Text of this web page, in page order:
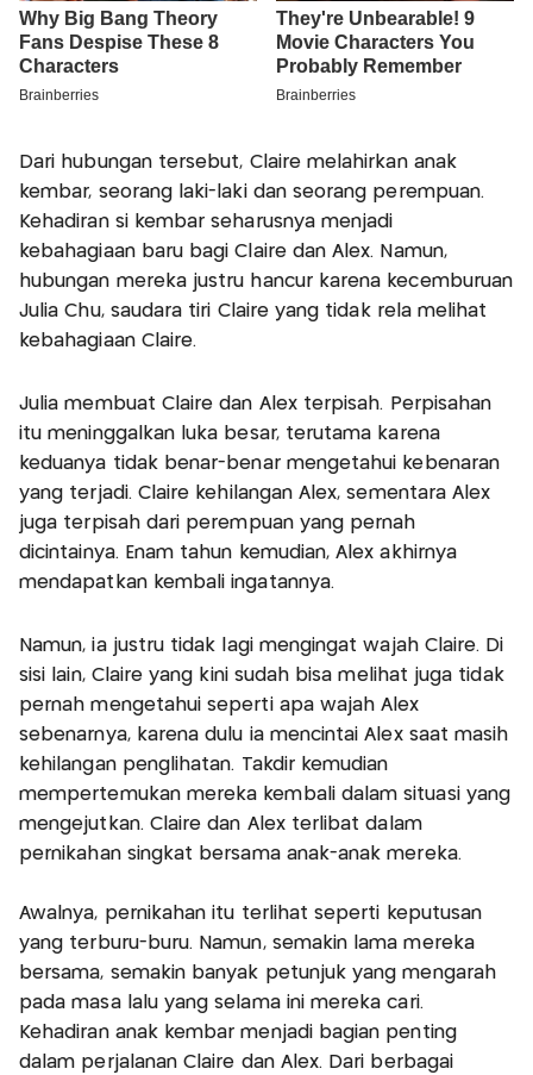
Dari hubungan tersebut, Claire melahirkan anak
kembar, seorang laki-laki dan seorang perempuan.
Kehadiran si kembar seharusnya menjadi
kebahagiaan baru bagi Claire dan Alex. Namun,
hubungan mereka justru hancur karena kecemburuan
Julia Chu, saudara tiri Claire yang tidak rela melihat
kebahagiaan Claire.
Julia membuat Claire dan Alex terpisah. Perpisahan
itu meninggalkan luka besar, terutama karena
keduanya tidak benar-benar mengetahui kebenaran
yang terjadi. Claire kehilangan Alex, sementara Alex
juga terpisah dari perempuan yang pernah
dicintainya. Enam tahun kemudian, Alex akhirnya
mendapatkan kembali ingatannya.
Namun, ia justru tidak lagi mengingat wajah Claire. Di
sisi lain, Claire yang kini sudah bisa melihat juga tidak
pernah mengetahui seperti apa wajah Alex
sebenarnya, karena dulu ia mencintai Alex saat masih
kehilangan penglihatan. Takdir kemudian
mempertemukan mereka kembali dalam situasi yang
mengejutkan. Claire dan Alex terlibat dalam
pernikahan singkat bersama anak-anak mereka.
Awalnya, pernikahan itu terlihat seperti keputusan
yang terburu-buru. Namun, semakin lama mereka
bersama, semakin banyak petunjuk yang mengarah
pada masa lalu yang selama ini mereka cari.
Kehadiran anak kembar menjadi bagian penting
dalam perjalanan Claire dan Alex. Dari berbagai